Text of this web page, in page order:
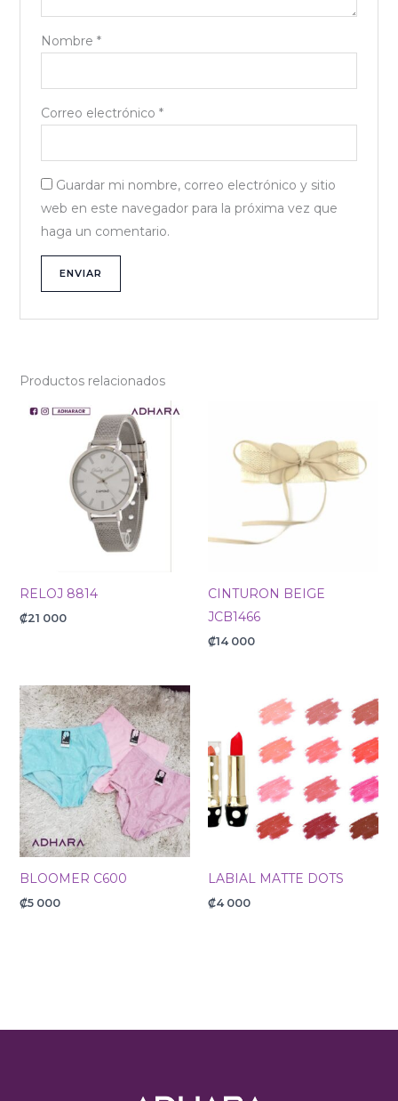
Nombre *
Correo electrónico *
Guardar mi nombre, correo electrónico y sitio
web en este navegador para la próxima vez que
haga un comentario.
Productos relacionados
RELOJ 8814
₡21 000
CINTURON BEIGE
JCB1466
₡14 000
BLOOMER C600
₡5 000
LABIAL MATTE DOTS
₡4 000